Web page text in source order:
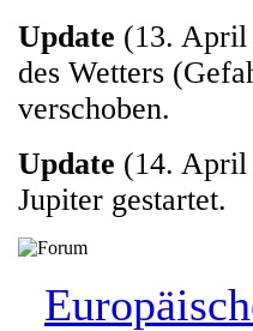
Update (13. April
des Wetters
verschoben.
Update (14. April
Jupiter gestartet.